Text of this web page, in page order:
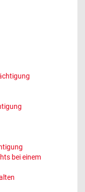
bei einem